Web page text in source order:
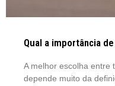
Qual a importância
A melhor escolha entre
depende muito da